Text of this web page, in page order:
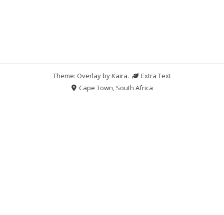
Theme: Overlay byKaira.
Extra Text
Cape Town, South Africa